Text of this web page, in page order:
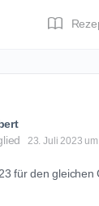
23. Juli 2023
für den gleichen